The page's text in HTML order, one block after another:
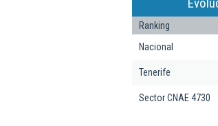
Ranking
Nacional
Tenerife
Sector CNAE 4730